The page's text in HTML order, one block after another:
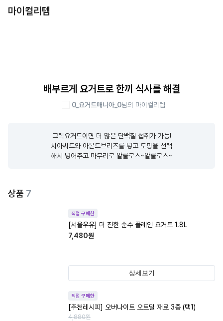
마이컬리템
배부르게 요거트로 한끼 식사를 해결
0_요거트매니아_0님의 마이컬리템
그릭요거트이면 더 많은 단백질 섭취가 가능!
치아씨드와 아몬드브리즈를 넣고 토핑을 선택
해서 넣어주고 마무리로 알룰로스~알룰로스~
상품 7
직접 구매한
[서울우유] 더 진한 순수 플레인 요거트 1.8L
7,480원
상세보기
직접 구매한
[추천레시피] 오버나이트 오트밀 재료 3종 (택1)
4,880원